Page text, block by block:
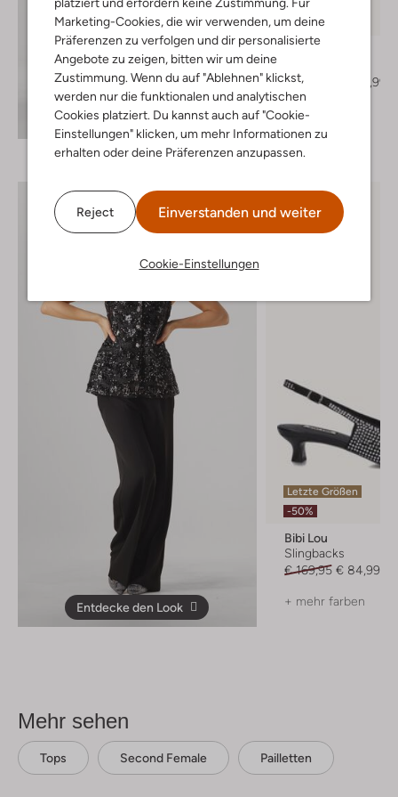
Marketing-Cookies, die wir verwenden, um deine
Präferenzen zu verfolgen und dir personalisierte
Angebote zu zeigen, bitten wir um deine
Zustimmung. Wenn du auf "Ablehnen" klickst,
werden nur die funktionalen und analytischen
Cookies platziert. Du kannst auch auf "Cookie-
Einstellungen" klicken, um mehr Informationen zu
erhalten oder deine Präferenzen anzupassen.
Reject Einverstanden und weiter
Cookie-Einstellungen
Entdecke den Look
Letzter Artikel
-30%
Toral
€ 339,99
€ 237,99
+ mehr farben
Entdecke den Look
Letzte Größen
-50%
Bibi Lou
Slingbacks
€ 169,95 € 84,99
+ mehr farben
Mehr sehen
Tops Second Female Pailletten